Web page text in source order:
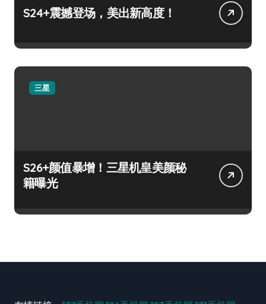
S24+震撼登场，美出新高度！
三星
S26+颜值暴增！三星机皇美颜秘
籍曝光